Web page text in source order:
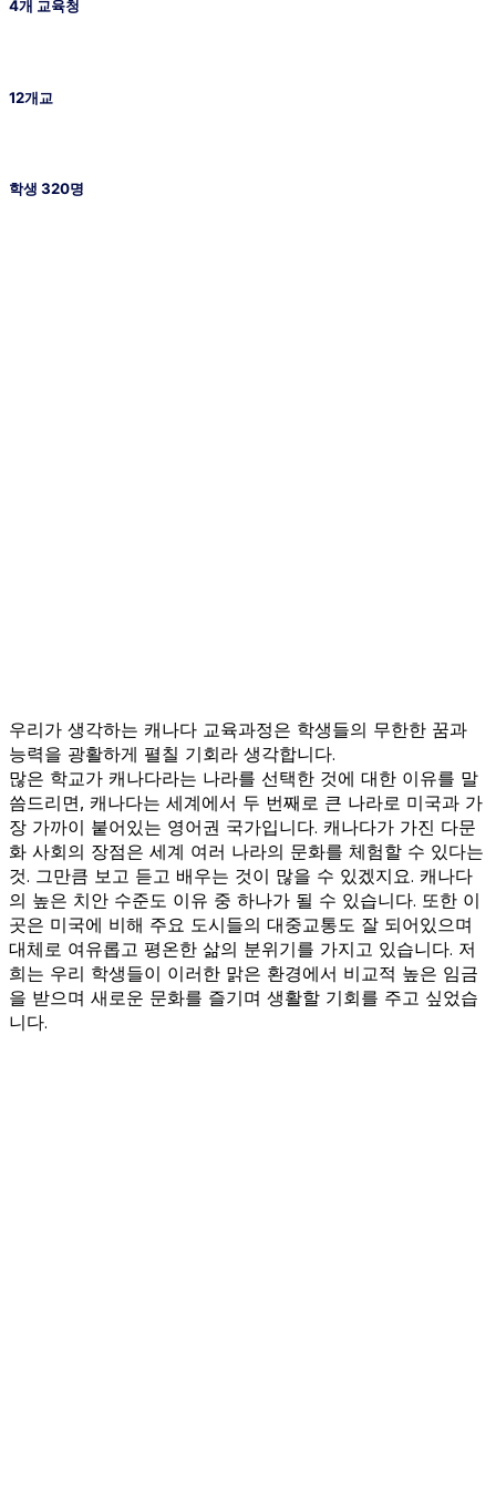
4개 교육청
12개교
학생 320명
우리가 생각하는 캐나다 교육과정은 학생들의 무한한 꿈과
능력을 광활하게 펼칠 기회라 생각합니다.
많은 학교가 캐나다라는 나라를 선택한 것에 대한 이유를 말
씀드리면, 캐나다는 세계에서 두 번째로 큰 나라로 미국과 가
장 가까이 붙어있는 영어권 국가입니다. 캐나다가 가진 다문
화 사회의 장점은 세계 여러 나라의 문화를 체험할 수 있다는
것. 그만큼 보고 듣고 배우는 것이 많을 수 있겠지요. 캐나다
의 높은 치안 수준도 이유 중 하나가 될 수 있습니다. 또한 이
곳은 미국에 비해 주요 도시들의 대중교통도 잘 되어있으며
대체로 여유롭고 평온한 삶의 분위기를 가지고 있습니다. 저
희는 우리 학생들이 이러한 맑은 환경에서 비교적 높은 임금
을 받으며 새로운 문화를 즐기며 생활할 기회를 주고 싶었습
니다.